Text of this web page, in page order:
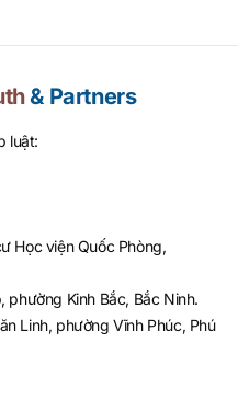
& Partners
luật:
Học viện Quốc Phòng,
phường Kinh Bắc, Bắc Ninh.
Linh, phường Vĩnh Phúc, Phú